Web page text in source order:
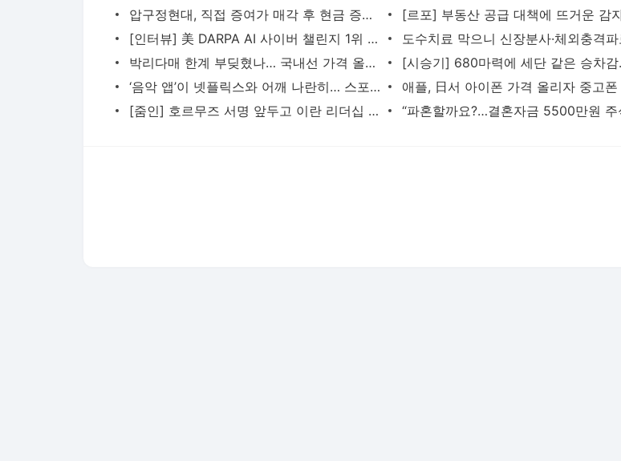
압구정현대, 직접 증여가 매각 후 현금 증여보다 세금 7억 덜 낸다…계산기 두드리는 강남 고령
[인터뷰] 美 DARPA AI 사이버 챌린지 1위 이끈 김태수 마이크로소프트 부사장 “AI 모델보다 중요한
박리다매 한계 부딪혔나… 국내선 가격 올리고 해외로 향하는 저가커피
‘음악 앱’이 넷플릭스와 어깨 나란히… 스포티파이 유료 이용자 3억 돌파 비결은
[줌인] 호르무즈 서명 앞두고 이란 리더십 증발… 최고지도자 잠행·대통령 사임설